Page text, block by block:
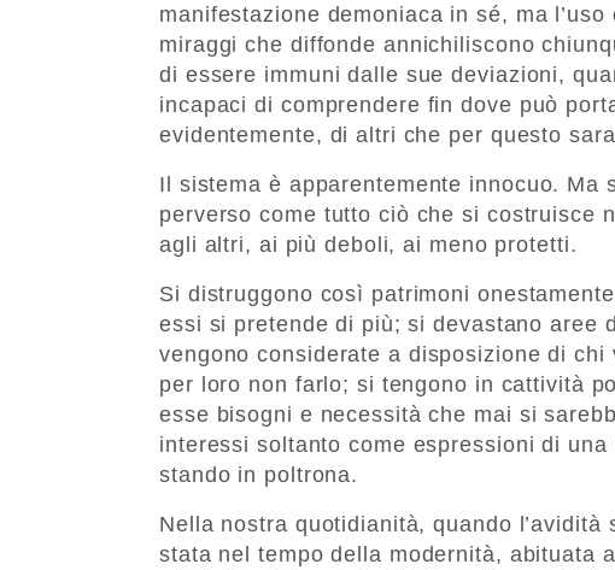
manifestazione demoniaca in sé, ma
miraggi che diffonde annichiliscono
di essere immuni dalle sue deviazioni,
incapaci di comprendere fin dove può
evidentemente, di altri che per questo
Il sistema è apparentemente innocuo. Ma
perverso come tutto ciò che si costruisce
agli altri, ai più deboli, ai meno protetti.
Si distruggono così patrimoni
essi si pretende di più; si devastano aree
vengono considerate a disposizione di
per loro non farlo; si tengono in cattività
esse bisogni e necessità che mai si
interessi soltanto come espressioni di
stando in poltrona.
Nella nostra quotidianità, quando
stata nel tempo della modernità, abituata